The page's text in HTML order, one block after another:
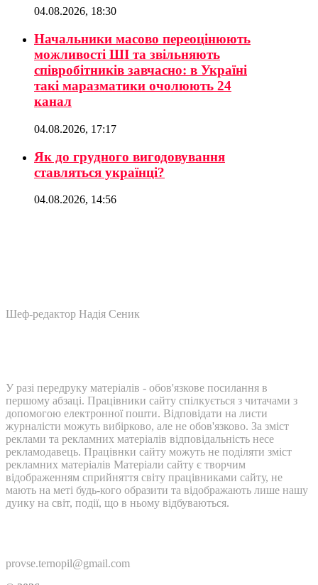
04.08.2026, 18:30
Начальники масово переоцінюють
можливості ШІ та звільняють
співробітників завчасно: в Україні
такі маразматики очолюють 24
канал
04.08.2026, 17:17
Як до грудного вигодовування
ставляться українці?
04.08.2026, 14:56
Шеф-редактор Надія Сеник
У разі передруку матеріалів - обов'язкове посилання в
першому абзаці. Працівники сайту спілкується з читачами з
допомогою електронної пошти. Відповідати на листи
журналісти можуть вибірково, але не обов'язково. За зміст
реклами та рекламних матеріалів відповідальність несе
рекламодавець. Працівнки сайту можуть не поділяти зміст
рекламних матеріалів Матеріали сайту є творчим
відображенням сприйняття світу працівниками сайту, не
мають на меті будь-кого образити та відображають лише нашу
дуику на світ, події, що в ньому відбуваються.
provse.ternopil@gmail.com